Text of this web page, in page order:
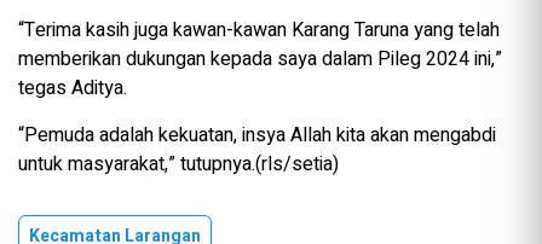
“Terima kasih juga kawan-kawan Karang Taruna yang telah
memberikan dukungan kepada saya dalam Pileg 2024 ini,”
tegas Aditya.
“Pemuda adalah kekuatan, insya Allah kita akan mengabdi
untuk masyarakat,” tutupnya.(rls/setia)
Kecamatan Larangan